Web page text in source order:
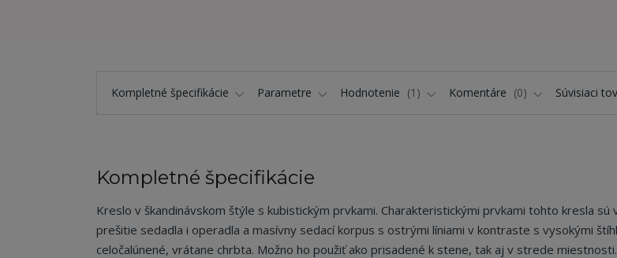
Kompletné špecifikácie Parametre Hodnotenie 1 Komentáre 0 Súvisiaci
Kompletné špecifikácie
Kreslo v škandinávskom štýle s kubistickým prvkami. Charakteristickými prvkami tohto kresla
prešitie sedadla i operadla a masívny sedací korpus s ostrými líniami v kontraste s vysokými
celočalúnené, vrátane chrbta. Možno ho použiť ako prisadené k stene, tak aj v strede